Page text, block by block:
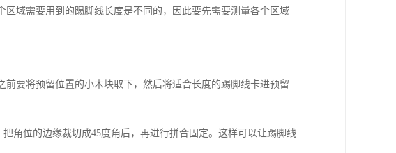
域需要用到的踢脚线长度是不同的，因此要先需要测量各个区域
要将预留位置的小木块取下，然后将适合长度的踢脚线卡进预留
角位的边缘裁切成45度角后，再进行拼合固定。这样可以让踢脚线